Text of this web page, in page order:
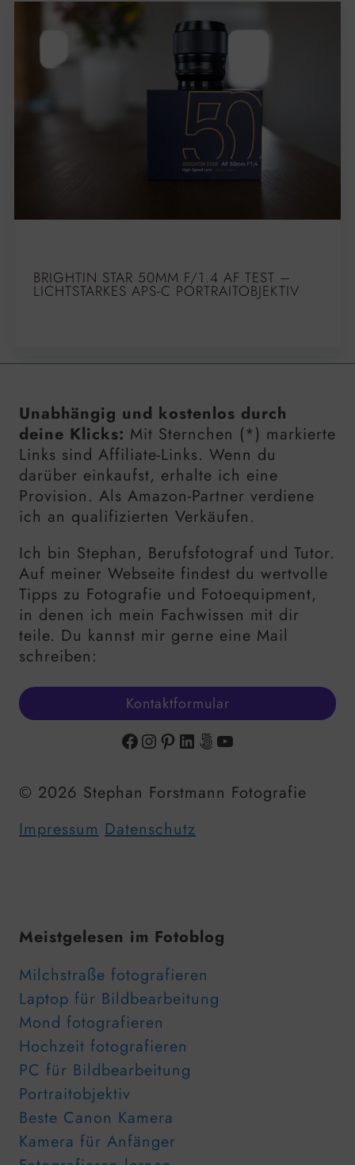
BRIGHTIN STAR 50MM F/1.4 AF TEST –
LICHTSTARKES APS-C PORTRAITOBJEKTIV
Unabhängig und kostenlos durch
deine Klicks: Mit Sternchen (*) markierte
Links sind Affiliate-Links. Wenn du
darüber einkaufst, erhalte ich eine
Provision. Als Amazon-Partner verdiene
ich an qualifizierten Verkäufen.
Ich bin Stephan, Berufsfotograf und Tutor.
Auf meiner Webseite findest du wertvolle
Tipps zu Fotografie und Fotoequipment,
in denen ich mein Fachwissen mit dir
teile. Du kannst mir gerne eine Mail
schreiben:
Kontaktformular
Facebook
Instagram
Pinterest
LinkedIn
500px
YouTube
© 2026 Stephan Forstmann Fotografie
Impressum Datenschutz
Meistgelesen im Fotoblog
Milchstraße fotografieren
Laptop für Bildbearbeitung
Mond fotografieren
Hochzeit fotografieren
PC für Bildbearbeitung
Portraitobjektiv
Beste Canon Kamera
Kamera für Anfänger